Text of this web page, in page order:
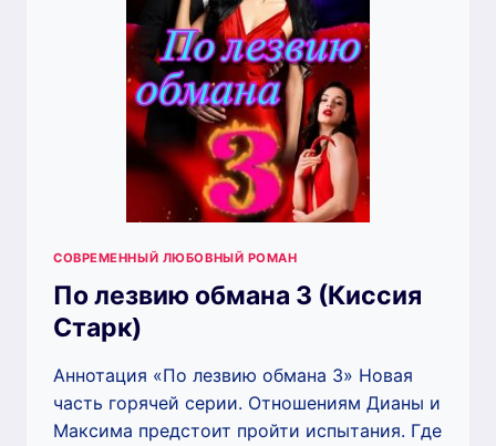
СОВРЕМЕННЫЙ ЛЮБОВНЫЙ РОМАН
По лезвию обмана 3 (Киссия
Старк)
Аннотация «По лезвию обмана 3» Новая
часть горячей серии. Отношениям Дианы и
Максима предстоит пройти испытания. Где